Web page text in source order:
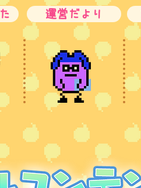
運営だより